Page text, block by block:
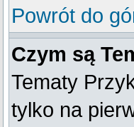
Powrót do
Czym są
Tematy
tylko na